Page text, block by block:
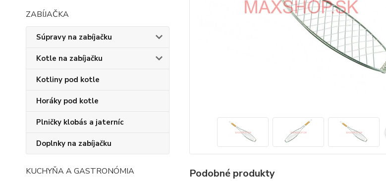
ZABÍJAČKA
Súpravy na zabíjačku
Kotle na zabíjačku
Kotliny pod kotle
Horáky pod kotle
Plničky klobás a jaterníc
Doplnky na zabíjačku
KUCHYŇA A GASTRONÓMIA Podobné produkty